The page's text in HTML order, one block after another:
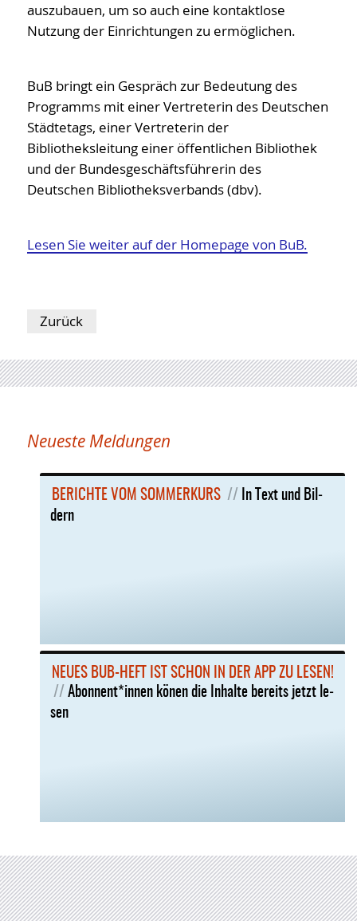
auszubauen, um so auch eine kontaktlose
Nutzung der Einrichtungen zu ermöglichen.
BuB bringt ein Gespräch zur Bedeutung des
Programms mit einer Vertreterin des Deutschen
Städtetags, einer Vertreterin der
Bibliotheksleitung einer öffentlichen Bibliothek
und der Bundesgeschäftsführerin des
Deutschen Bibliotheksverbands (dbv).
Lesen Sie weiter auf der Homepage von BuB.
Zurück
Neueste Meldungen
BE­RICH­TE VOM SOM­MER­KURS
In Text und Bil­
dern
NEU­ES BUB-HEFT IST SCHON IN DER APP ZU LE­SEN!
Abon­nent*in­nen kö­nen die In­hal­te be­reits jetzt le­
sen